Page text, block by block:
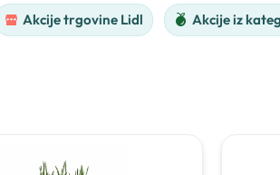
Akcije trgovine Lidl Akcije iz